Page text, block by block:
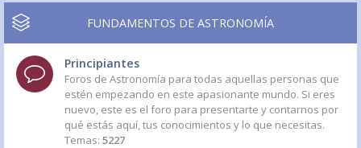
FUNDAMENTOS DE ASTRONOMÍA
Principiantes
Foros de Astronomía para todas aquellas personas que
estén empezando en este apasionante mundo. Si eres
nuevo, este es el foro para presentarte y contarnos por
qué estás aquí, tus conocimientos y lo que necesitas.
Temas: 5227